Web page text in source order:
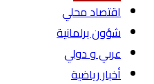
اقتصاد محلي
شؤون برلمانية
عربي و دولي
أخبار رياضية